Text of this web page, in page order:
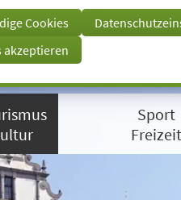
Cookies
akzeptieren
Sport
Freizeit